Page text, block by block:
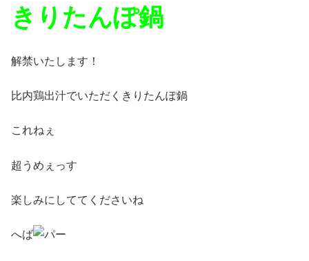
きりたんぽ鍋
解禁いたします！
比内鶏出汁でいただくきりたんぽ鍋
これねぇ
超うめぇっす
楽しみにしててくださいね
へば